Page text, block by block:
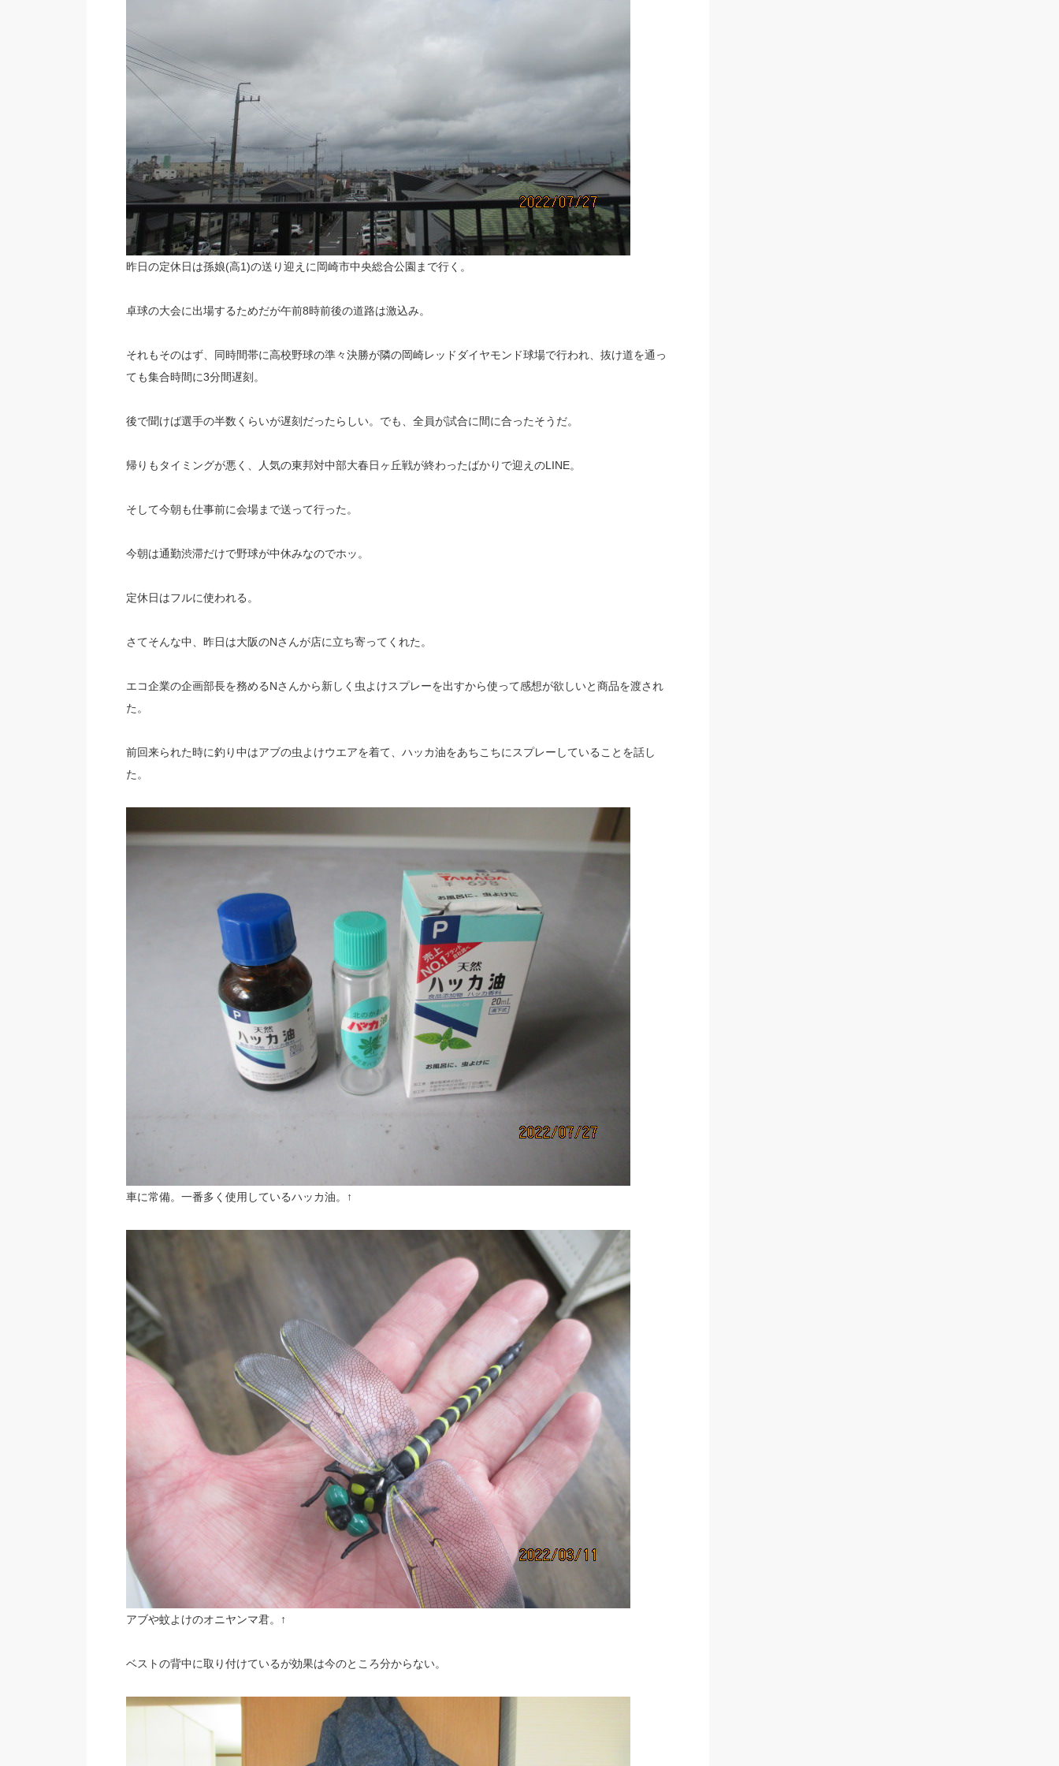
昨日の定休日は孫娘(高1)の送り迎えに岡崎市中央総合公園まで行く。
卓球の大会に出場するためだが午前8時前後の道路は激込み。
それもそのはず、同時間帯に高校野球の準々決勝が隣の岡崎レッドダイヤモンド球場で行われ、抜け道を通っ
ても集合時間に3分間遅刻。
後で聞けば選手の半数くらいが遅刻だったらしい。でも、全員が試合に間に合ったそうだ。
帰りもタイミングが悪く、人気の東邦対中部大春日ヶ丘戦が終わったばかりで迎えのLINE。
そして今朝も仕事前に会場まで送って行った。
今朝は通勤渋滞だけで野球が中休みなのでホッ。
定休日はフルに使われる。
さてそんな中、昨日は大阪のNさんが店に立ち寄ってくれた。
エコ企業の企画部長を務めるNさんから新しく虫よけスプレーを出すから使って感想が欲しいと商品を渡され
た。
前回来られた時に釣り中はアブの虫よけウエアを着て、ハッカ油をあちこちにスプレーしていることを話し
た。
車に常備。一番多く使用しているハッカ油。↑
アブや蚊よけのオニヤンマ君。↑
ベストの背中に取り付けているが効果は今のところ分からない。